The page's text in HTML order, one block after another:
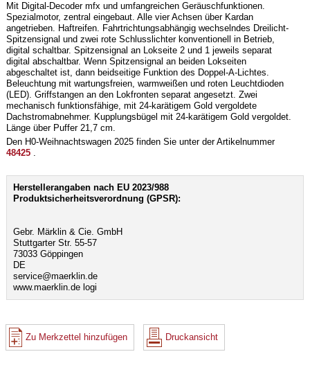
Mit Digital-Decoder mfx und umfangreichen Geräuschfunktionen.
Spezialmotor, zentral eingebaut. Alle vier Achsen über Kardan
angetrieben. Haftreifen. Fahrtrichtungsabhängig wechselndes Dreilicht-
Spitzensignal und zwei rote Schlusslichter konventionell in Betrieb,
digital schaltbar. Spitzensignal an Lokseite 2 und 1 jeweils separat
digital abschaltbar. Wenn Spitzensignal an beiden Lokseiten
abgeschaltet ist, dann beidseitige Funktion des Doppel-A-Lichtes.
Beleuchtung mit wartungsfreien, warmweißen und roten Leuchtdioden
(LED). Griffstangen an den Lokfronten separat angesetzt. Zwei
mechanisch funktionsfähige, mit 24-karätigem Gold vergoldete
Dachstromabnehmer. Kupplungsbügel mit 24-karätigem Gold vergoldet.
Länge über Puffer 21,7 cm.
Den H0-Weihnachtswagen 2025 finden Sie unter der Artikelnummer
48425.
Herstellerangaben nach EU 2023/988
Produktsicherheitsverordnung (GPSR):
Gebr. Märklin & Cie. GmbH
Stuttgarter Str. 55-57
73033 Göppingen
DE
service@maerklin.de
www.maerklin.de logi
Zu Merkzettel hinzufügen Druckansicht